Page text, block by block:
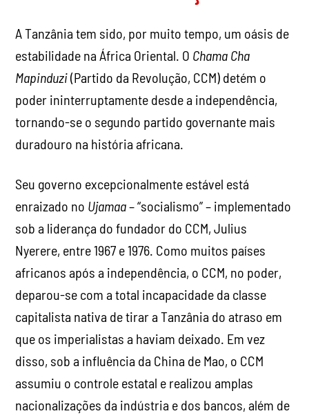
A Tanzânia tem sido, por muito tempo, um oásis de
estabilidade na África Oriental. O Chama Cha
Mapinduzi(Partido da Revolução, CCM) detém o
poder ininterruptamente desde a independência,
tornando-se o segundo partido governante mais
duradouro na história africana.
Seu governo excepcionalmente estável está
enraizado no Ujamaa– “socialismo” – implementado
sob a liderança do fundador do CCM, Julius
Nyerere, entre 1967 e 1976. Como muitos países
africanos após a independência, o CCM, no poder,
deparou-se com a total incapacidade da classe
capitalista nativa de tirar a Tanzânia do atraso em
que os imperialistas a haviam deixado. Em vez
disso, sob a influência da China de Mao, o CCM
assumiu o controle estatal e realizou amplas
nacionalizações da indústria e dos bancos, além de